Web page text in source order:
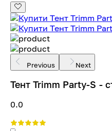
Previous Next
Тент Trimm Party-S -
0.0